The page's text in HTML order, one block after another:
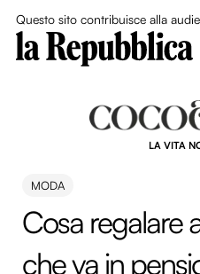
Questo sito contribuisce alla
LA VITA
MODA
Cosa regalare
che va in